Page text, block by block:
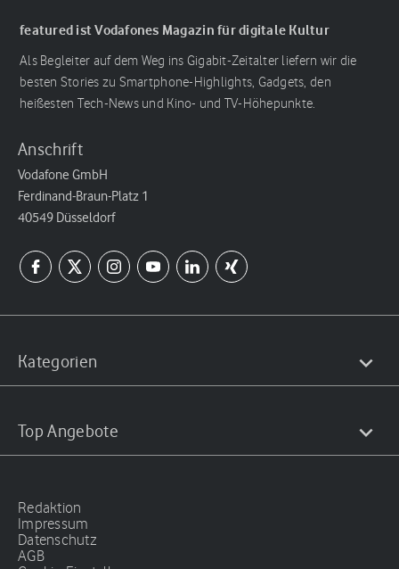
featured ist Vodafones Magazin für digitale Kultur
Als Begleiter auf dem Weg ins Gigabit-Zeitalter liefern wir die
besten Stories zu Smartphone-Highlights, Gadgets, den
heißesten Tech-News und Kino- und TV-Höhepunkte.
Anschrift
Vodafone GmbH
Ferdinand-Braun-Platz 1
40549 Düsseldorf
Kategorien
Top Angebote
Redaktion
Impressum
Datenschutz
AGB